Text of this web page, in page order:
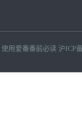
使用爱番番前必读 沪ICP